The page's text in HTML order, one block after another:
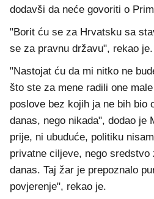
dodavši da neće govoriti o
"Borit ću se za Hrvatsku sa
se za pravnu državu", rekao je.
"Nastojat ću da mi nitko ne
što ste za mene radili one
poslove bez kojih ja ne bih bio
danas, nego nikada", dodao je
prije, ni ubuduće, politiku
privatne ciljeve, nego
danas. Taj žar je prepoznalo
povjerenje", rekao je.